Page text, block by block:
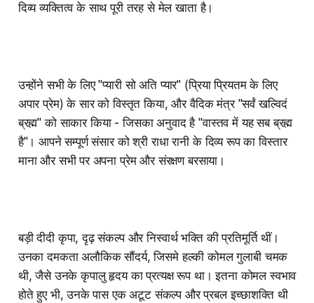
दिव्य व्यक्तित्व के साथ पूरी तरह से मेल खाता है।
उन्होंने सभी के लिए "प्यारी सो अति प्यार" (प्रिया प्रियतम के लिए
अपार प्रेम) के सार को विस्तृत किया, और वैदिक मंत्र "सर्वं खल्विदं
ब्रह्म" को साकार किया - जिसका अनुवाद है "वास्तव में यह सब ब्रह्म
है"। आपने सम्पूर्ण संसार को श्री राधा रानी के दिव्य रूप का विस्तार
माना और सभी पर अपना प्रेम और संरक्षण बरसाया।
बड़ी दीदी कृपा, दृढ़ संकल्प और निस्वार्थ भक्ति की प्रतिमूर्ति थीं।
उनका दमकता अलौकिक सौंदर्य, जिसमे हल्की कोमल गुलाबी चमक
थी, जैसे उनके कृपालु हृदय का प्रत्यक्ष रूप था। इतना कोमल स्वभाव
होते हुए भी, उनके पास एक अटूट संकल्प और प्रबल इच्छाशक्ति थी